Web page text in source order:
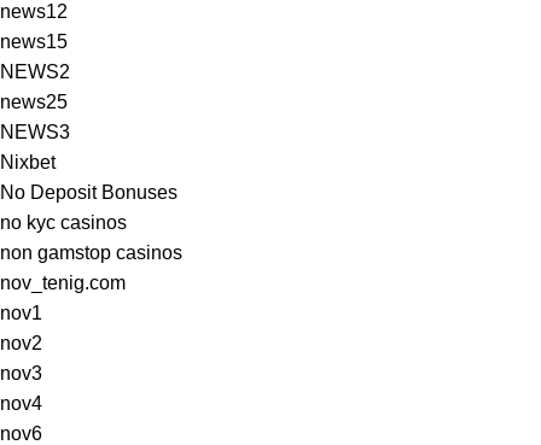
news12
news15
NEWS2
news25
NEWS3
Nixbet
No Deposit Bonuses
no kyc casinos
non gamstop casinos
nov_tenig.com
nov1
nov2
nov3
nov4
nov6